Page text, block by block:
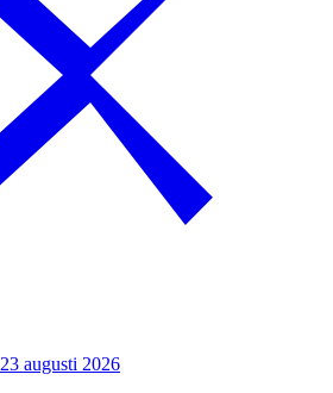
23 augusti 2026